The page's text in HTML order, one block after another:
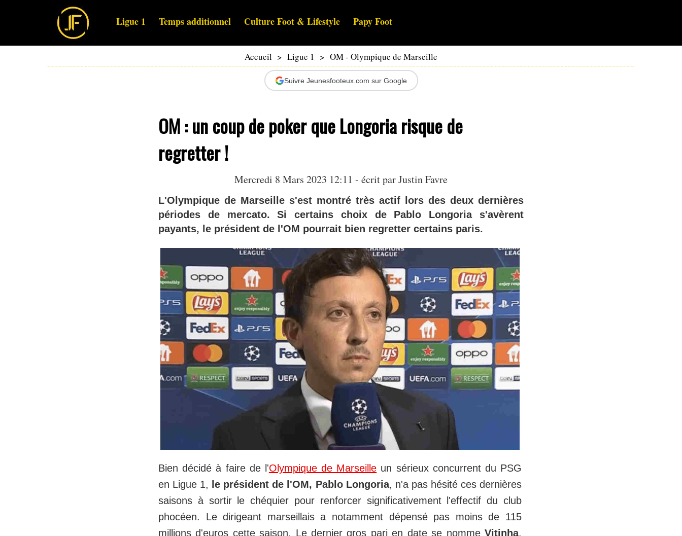
Ligue 1 Temps additionnel Culture Foot & Lifestyle Papy Foot
Accueil > Ligue 1 > OM - Olympique de Marseille
Suivre Jeunesfooteux.com sur Google
OM : un coup de poker que Longoria risque de
regretter !
Mercredi 8 Mars 2023 12:11 - écrit parJustin Favre
L'Olympique de Marseille s'est montré très actif lors des deux dernières
périodes de mercato. Si certains choix de Pablo Longoria s'avèrent
payants, le président de l'OM pourrait bien regretter certains paris.
Bien décidé à faire de l'Olympique de Marseille un sérieux concurrent du PSG
en Ligue 1,
le président de l'OM, Pablo Longoria, n'a pas hésité ces dernières
saisons à sortir le chéquier pour renforcer significativement l'effectif du club
phocéen. Le dirigeant marseillais a notamment dépensé pas moins de 115
millions d'euros cette saison. Le dernier gros pari en date se nomme Vitinha.